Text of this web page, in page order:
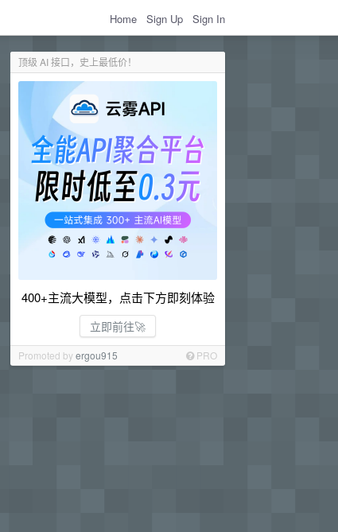
Home Sign Up Sign In
顶级 AI 接口，史上最低价！
400+主流大模型，点击下方即刻体验
立即前往🚀
Promoted byergou915 PRO